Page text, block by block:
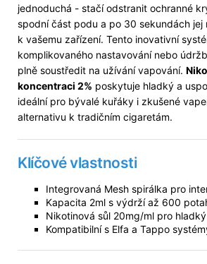
jednoduchá - stačí odstranit ochranné
spodní část podu a po 30 sekundách
k vašemu zařízení. Tento inovativní
komplikovaného nastavování nebo
plně soustředit na užívání vapování.
koncentraci 2% poskytuje hladký a
ideální pro bývalé kuřáky i zkušené
alternativu k tradičním cigaretám.
Klíčové vlastnosti
Integrovaná Mesh spirálka pro
Kapacita 2ml s výdrží až 600
Nikotinová sůl 20mg/ml pro
Kompatibilní s Elfa a Tappo